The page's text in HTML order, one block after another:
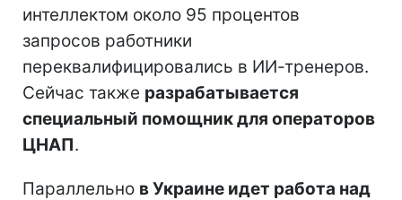
интеллектом около 95 процентов
запросов работники
переквалифицировались в ИИ-тренеров.
Сейчас также разрабатывается
специальный помощник для операторов
ЦНАП.
Параллельно в Украине идет работа над